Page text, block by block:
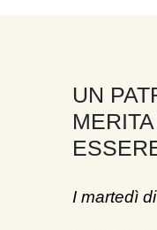
UN
I martedì